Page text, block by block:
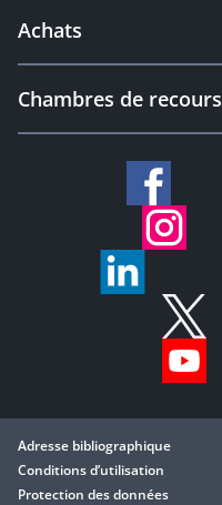
Achats
Chambres de recours
Adresse bibliographique
Conditions d’utilisation
Protection des données